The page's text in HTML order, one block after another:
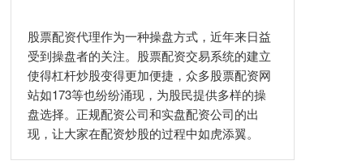
股票配资代理作为一种操盘方式，近年来日益
受到操盘者的关注。股票配资交易系统的建立
使得杠杆炒股变得更加便捷，众多股票配资网
站如173等也纷纷涌现，为股民提供多样的操
盘选择。正规配资公司和实盘配资公司的出
现，让大家在配资炒股的过程中如虎添翼。